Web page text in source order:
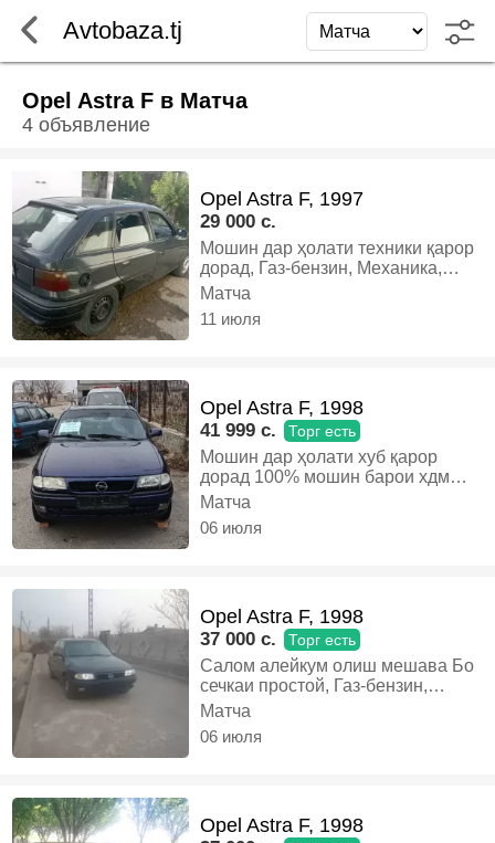
Avtobaza.tj
Opel Astra F в Матча
4 объявление
Opel Astra F, 1997
29 000 c.
Мошин дар ҳолати техники қарор
дорад, Газ-бензин, Механика,
Хэтчбек
Матча
11 июля
Opel Astra F, 1998
41 999 c. Торг есть
Мошин дар ҳолати хуб қарор
дорад 100% мошин барои хдм
таёр карда будам акам як мошини
фурушам акама ёрдам тиям.,
Матча
06 июля
Opel Astra F, 1998
37 000 c. Торг есть
Салом алейкум олиш мешава Бо
сечкаи простой, Газ-бензин,
Механика, Седан
Матча
06 июля
Opel Astra F, 1998